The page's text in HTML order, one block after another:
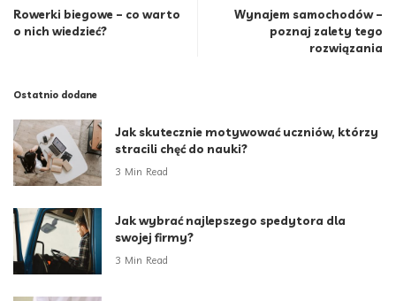
Rowerki biegowe – co warto
o nich wiedzieć?
Wynajem samochodów –
poznaj zalety tego
rozwiązania
Ostatnio dodane
Jak skutecznie motywować uczniów, którzy
stracili chęć do nauki?
3 Min Read
Jak wybrać najlepszego spedytora dla
swojej firmy?
3 Min Read